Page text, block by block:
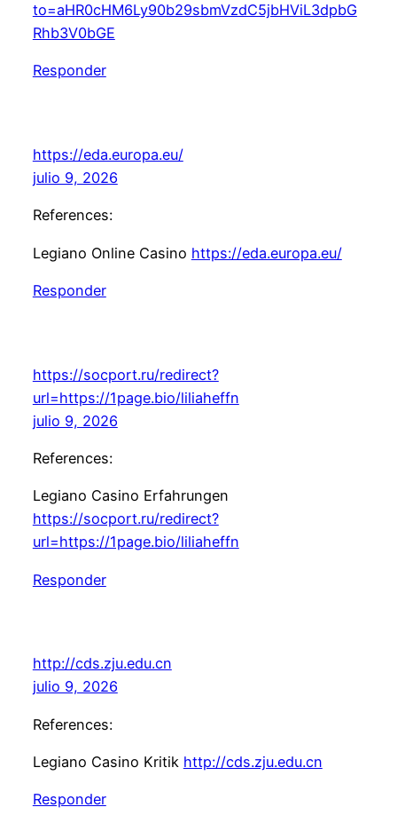
to=aHR0cHM6Ly90b29sbmVzdC5jbHViL3dpbG
Rhb3V0bGE
Responder
https://eda.europa.eu/
julio 9, 2026
References:
Legiano Online Casino https://eda.europa.eu/
Responder
https://socport.ru/redirect?
url=https://1page.bio/liliaheffn
julio 9, 2026
References:
Legiano Casino Erfahrungen
https://socport.ru/redirect?
url=https://1page.bio/liliaheffn
Responder
http://cds.zju.edu.cn
julio 9, 2026
References:
Legiano Casino Kritik http://cds.zju.edu.cn
Responder